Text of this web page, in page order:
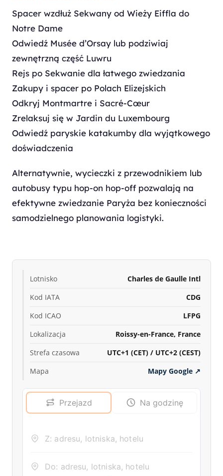
Spacer wzdłuż Sekwany od Wieży Eiffla do
Notre Dame
Odwiedź Musée d’Orsay lub podziwiaj
zewnętrzną część Luwru
Rejs po Sekwanie dla łatwego zwiedzania
Zakupy i spacer po Polach Elizejskich
Odkryj Montmartre i Sacré-Cœur
Zrelaksuj się w Jardin du Luxembourg
Odwiedź paryskie katakumby dla wyjątkowego
doświadczenia
Alternatywnie, wycieczki z przewodnikiem lub
autobusy typu hop-on hop-off pozwalają na
efektywne zwiedzanie Paryża bez konieczności
samodzielnego planowania logistyki.
Lotnisko
Charles de Gaulle Intl
Kod IATA
CDG
Kod ICAO
LFPG
Lokalizacja
Roissy-en-France, France
Strefa czasowa
UTC+1 (CET) / UTC+2 (CEST)
Mapa
Mapy Google ↗